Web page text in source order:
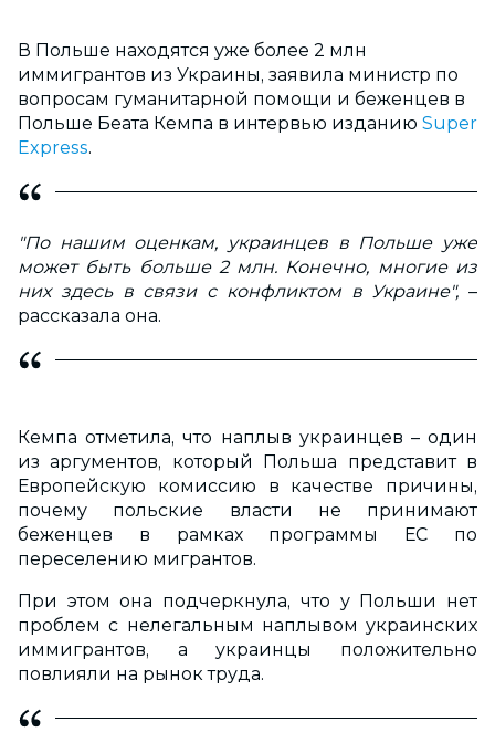
В Польше находятся уже более 2 млн
иммигрантов из Украины, заявила министр по
вопросам гуманитарной помощи и беженцев в
Польше Беата Кемпа в интервью изданию Super
Express.
"По нашим оценкам, украинцев в Польше уже
может быть больше 2 млн. Конечно, многие из
них здесь в связи с конфликтом в Украине", –
рассказала она.
Кемпа отметила, что наплыв украинцев – один
из аргументов, который Польша представит в
Европейскую комиссию в качестве причины,
почему польские власти не принимают
беженцев в рамках программы ЕС по
переселению мигрантов.
При этом она подчеркнула, что у Польши нет
проблем с нелегальным наплывом украинских
иммигрантов, а украинцы положительно
повлияли на рынок труда.